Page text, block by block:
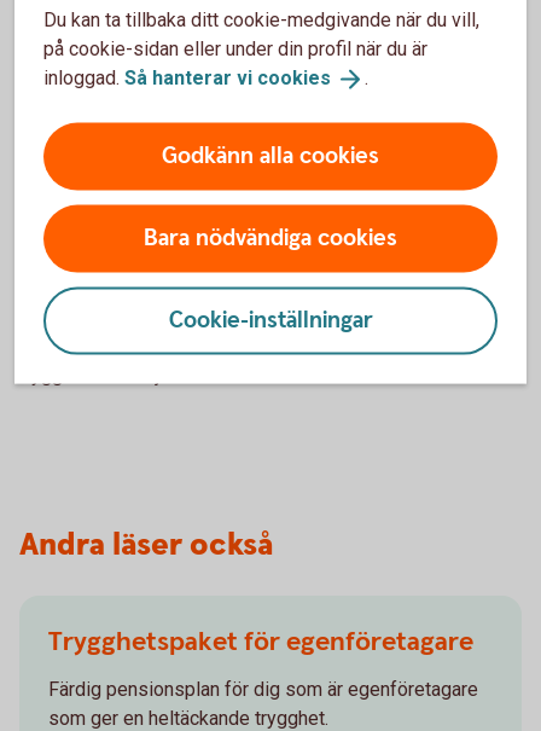
inkomsten påverkas.
Fundera över ditt trygghetsskydd
som företagare
Som företagare kan din ekonomi påverkas mer direkt om du
inte kan arbeta under en längre period. Därför väljer många
företagare att se över sitt ekonomiska skydd.
Utöver ersättningen från socialförsäkringen kan vissa
företagare även komplettera med andra lösningar, till
exempel försäkringar som kan stärka den ekonomiska
Andra läser också
Trygghetspaket för egenföretagare
Färdig pensionsplan för dig som är egenföretagare
som ger en heltäckande trygghet.
Du kan ta tillbaka ditt cookie-medgivande när du vill,
på cookie-sidan eller under din profil när du är
inloggad. Så hanterar vi cookies .
Godkänn alla cookies
Bara nödvändiga cookies
Cookie-inställningar